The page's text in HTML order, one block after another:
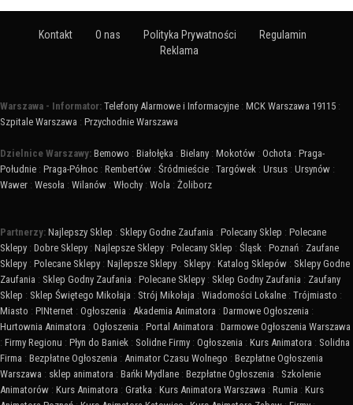
Kontakt O nas Polityka Prywatności
Regulamin
Reklama
Warszawa - Informator: Telefony Alarmowe i Informacyjne : MCK Warszawa 19115 :
Szpitale Warszawa : Przychodnie Warszawa
Dzielnice Warszawy: Bemowo : Białołęka : Bielany : Mokotów : Ochota : Praga-
Południe : Praga-Północ : Rembertów : Śródmieście : Targówek : Ursus : Ursynów :
Wawer : Wesoła : Wilanów : Włochy : Wola : Żoliborz
Partnerzy: Najlepszy Sklep : Sklepy Godne Zaufania : Polecany Sklep : Polecane
Sklepy : Dobre Sklepy : Najlepsze Sklepy : Polecany Sklep : Śląsk : Poznań : Zaufane
Sklepy : Polecane Sklepy : Najlepsze Sklepy : Sklepy : Katalog Sklepów : Sklepy Godne
Zaufania : Sklep Godny Zaufania : Polecane Sklepy : Sklep Godny Zaufania : Zaufany
Sklep : Sklep Świętego Mikołaja : Strój Mikołaja : Wiadomości Lokalne : Trójmiasto :
Miasto : PINternet : Ogłoszenia : Akademia Animatora : Darmowe Ogłoszenia :
Hurtownia Animatora : Ogłoszenia : Portal Animatora : Darmowe Ogłoszenia Warszawa
: Firmy Regionu : Płyn do Baniek : Solidne Firmy : Ogłoszenia : Kurs Animatora : Solidna
Firma : Bezpłatne Ogłoszenia : Animator Czasu Wolnego : Bezpłatne Ogłoszenia
Warszawa : sklep animatora : Bańki Mydlane : Bezpłatne Ogłoszenia : Szkolenie
Animatorów : Kurs Animatora : Gratka : Kurs Animatora Warszawa : Rumia : Kurs